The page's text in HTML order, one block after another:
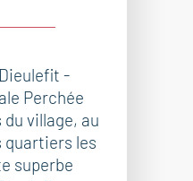
-
Perchée
village, au
quartiers les
superbe